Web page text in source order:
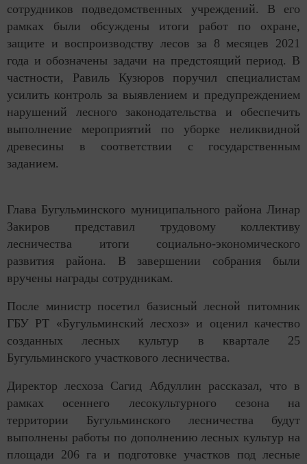
сотрудников подведомственных учреждений. В его
рамках были обсуждены итоги работ по охране,
защите и воспроизводству лесов за 8 месяцев 2021
года и обозначены задачи на предстоящий период. В
частности, Равиль Кузюров поручил специалистам
усилить контроль за выявлением и предупреждением
нарушений лесного законодательства и обеспечить
выполнение мероприятий по уборке неликвидной
древесины в соответствии с государственным
заданием.
Глава Бугульминского муниципального района Линар
Закиров представил трудовому коллективу
лесничества итоги социально-экономического
развития района. В завершении собрания были
вручены награды сотрудникам.
После министр посетил базисный лесной питомник
ГБУ РТ «Бугульминский лесхоз» и оценил качество
созданных лесных культур в квартале 25
Бугульминского участкового лесничества.
Директор лесхоза Сагид Абдуллин рассказал, что в
рамках осеннего лесокультурного сезона на
территории Бугульминского лесничества будут
выполнены работы по дополнению лесных культур на
площади 206 га и подготовке участков под лесные